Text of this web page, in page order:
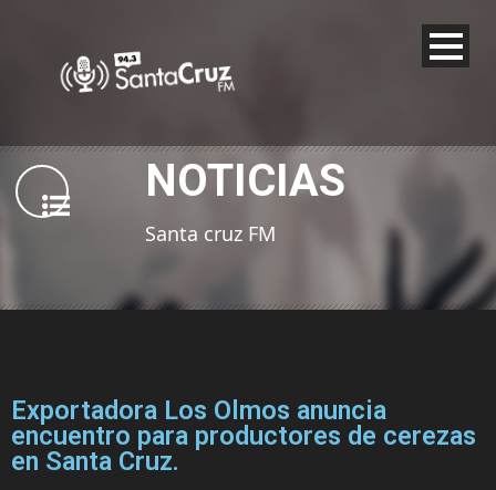
NOTICIAS
Santa cruz FM
Exportadora Los Olmos anuncia
encuentro para productores de cerezas
en Santa Cruz.